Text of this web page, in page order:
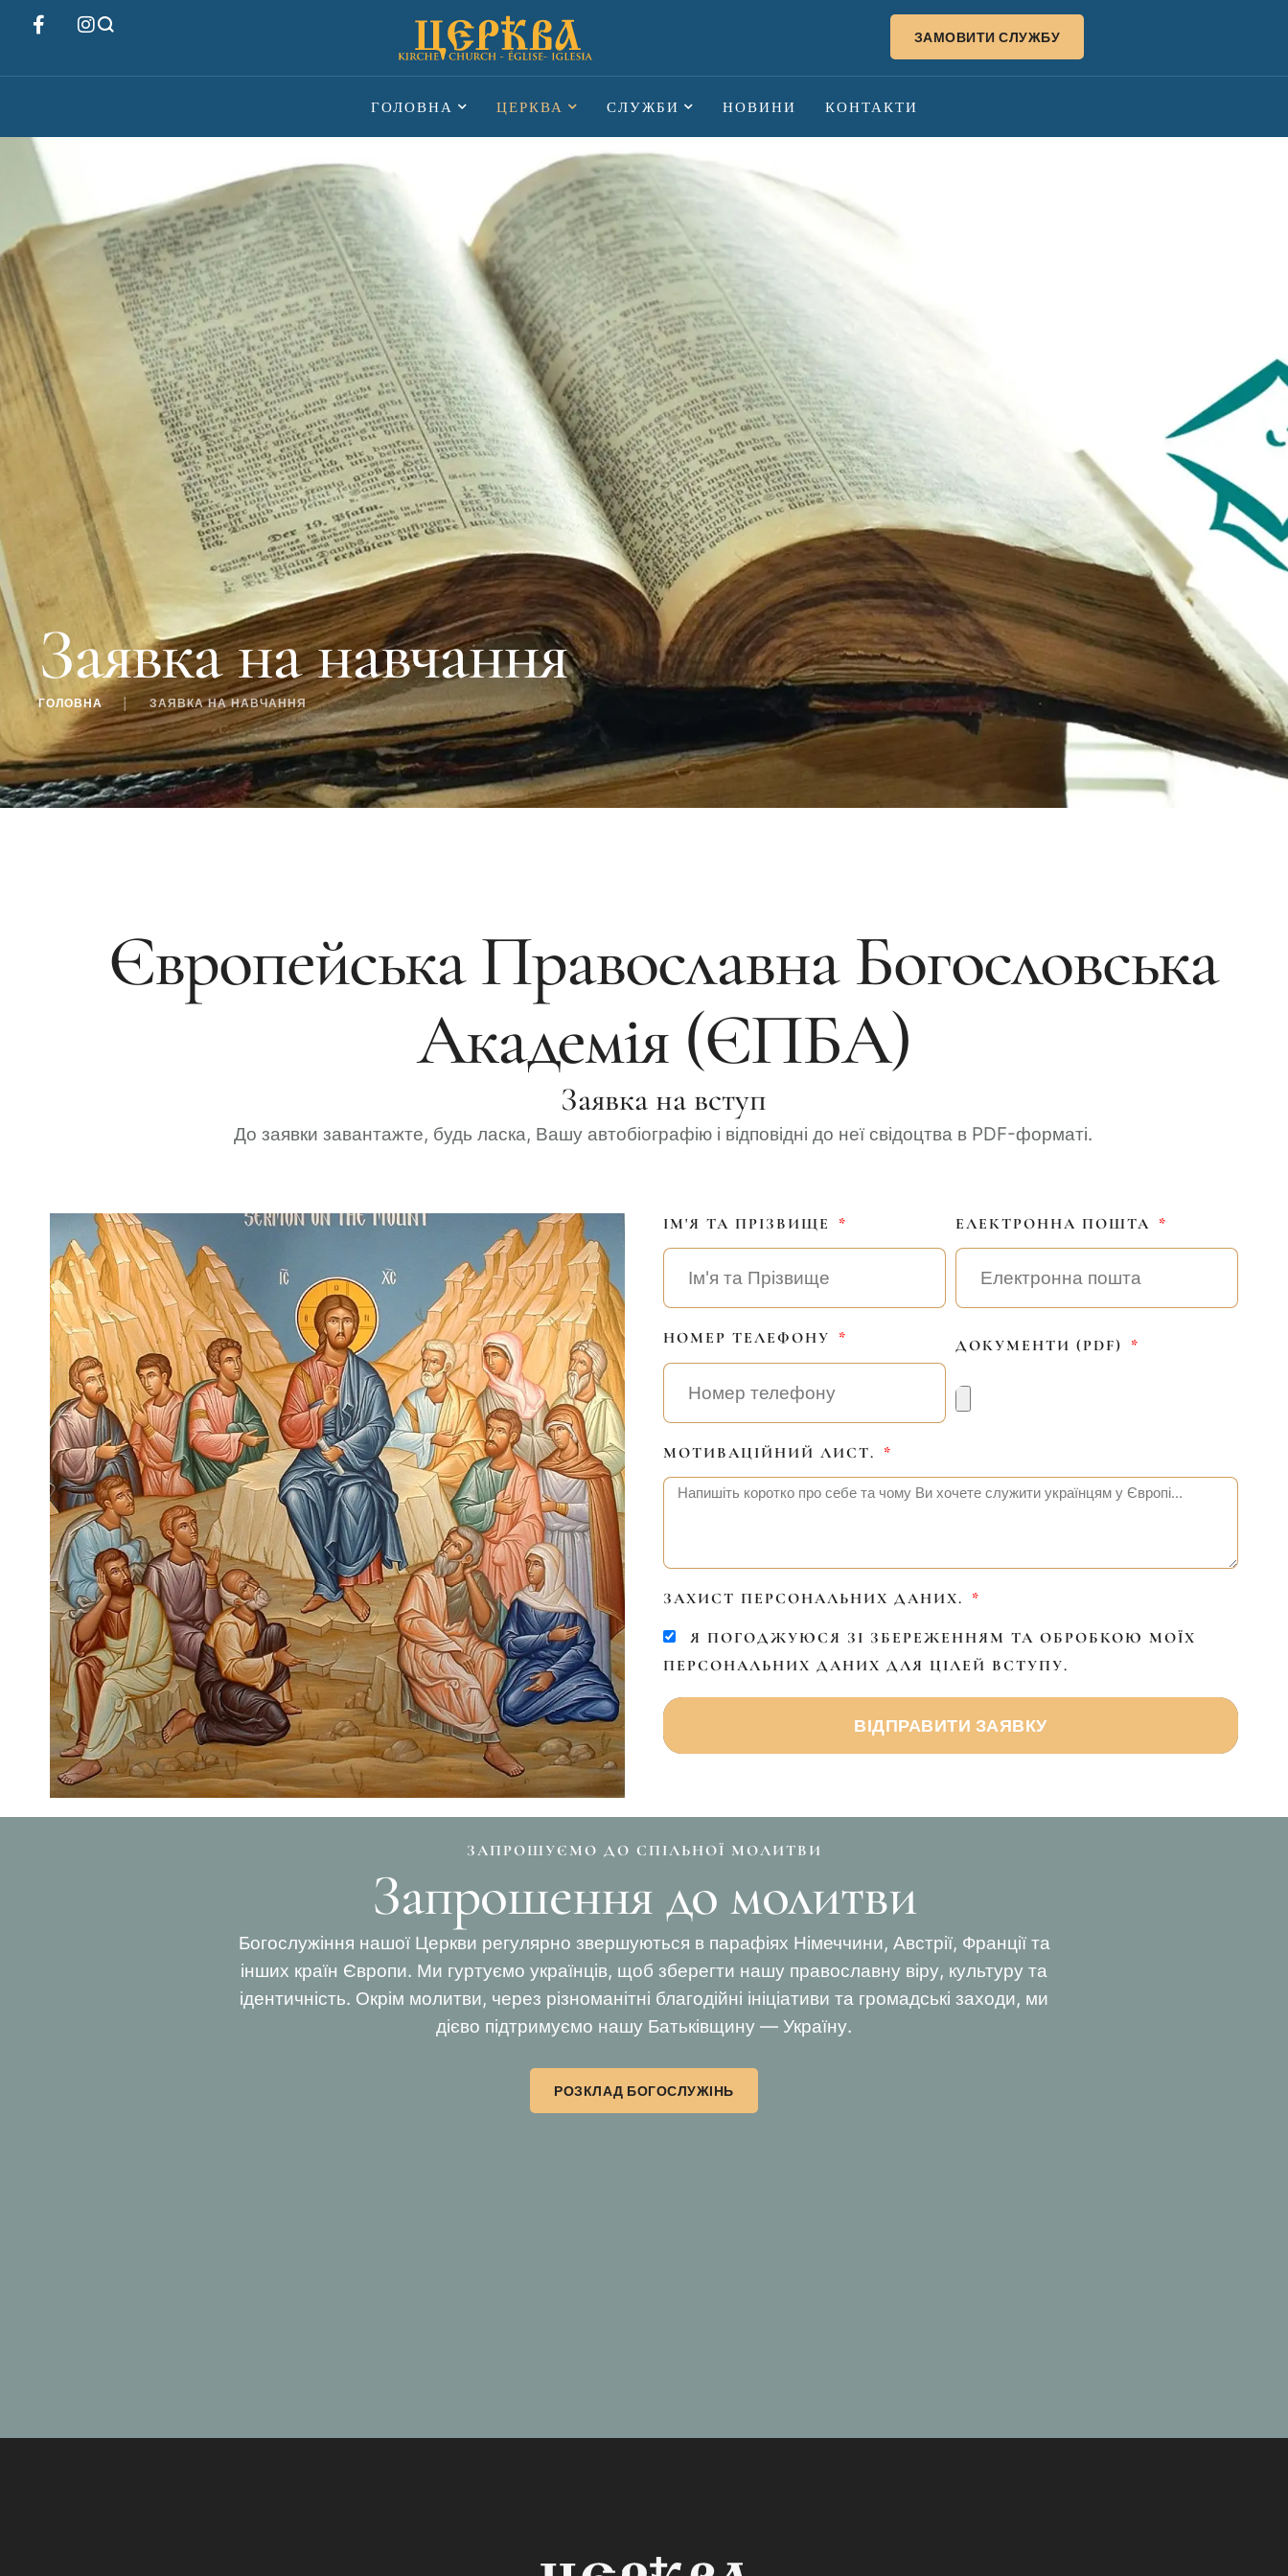
ЗАМОВИТИ СЛУЖБУ
ГОЛОВНА ЦЕРКВА СЛУЖБИ НОВИНИ КОНТАКТИ
Заявка на навчання
ГОЛОВНА │ ЗАЯВКА НА НАВЧАННЯ
Європейська Православна Богословська
Академія (ЄПБА)
Заявка на вступ
До заявки завантажте, будь ласка, Вашу автобіографію і відповідні до неї свідоцтва в PDF-форматі.
ІМ'Я ТА ПРІЗВИЩЕ ЕЛЕКТРОННА ПОШТА
НОМЕР ТЕЛЕФОНУ ДОКУМЕНТИ (PDF)
МОТИВАЦІЙНИЙ ЛИСТ.
ЗАХИСТ ПЕРСОНАЛЬНИХ ДАНИХ.
Я ПОГОДЖУЮСЯ ЗІ ЗБЕРЕЖЕННЯМ ТА ОБРОБКОЮ МОЇХ
ПЕРСОНАЛЬНИХ ДАНИХ ДЛЯ ЦІЛЕЙ ВСТУПУ.
ВІДПРАВИТИ ЗАЯВКУ
ЗАПРОШУЄМО ДО СПІЛЬНОЇ МОЛИТВИ
Запрошення до молитви
Богослужіння нашої Церкви регулярно звершуються в парафіях Німеччини, Австрії, Франції та
інших країн Європи. Ми гуртуємо українців, щоб зберегти нашу православну віру, культуру та
ідентичність. Окрім молитви, через різноманітні благодійні ініціативи та громадські заходи, ми
дієво підтримуємо нашу Батьківщину — Україну.
РОЗКЛАД БОГОСЛУЖІНЬ